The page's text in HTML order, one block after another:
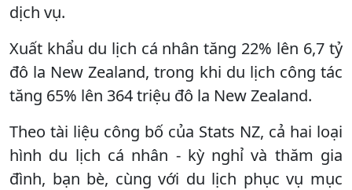
dịch vụ.
Xuất khẩu du lịch cá nhân tăng 22% lên 6,7 tỷ
đô la New Zealand, trong khi du lịch công tác
tăng 65% lên 364 triệu đô la New Zealand.
Theo tài liệu công bố của Stats NZ, cả hai loại
hình du lịch cá nhân - kỳ nghỉ và thăm gia
đình, bạn bè, cùng với du lịch phục vụ mục